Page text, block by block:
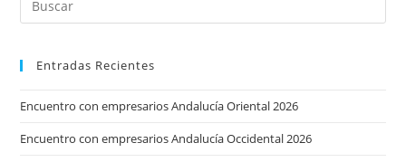
Entradas Recientes
Encuentro con empresarios Andalucía Oriental 2026
Encuentro con empresarios Andalucía Occidental 2026